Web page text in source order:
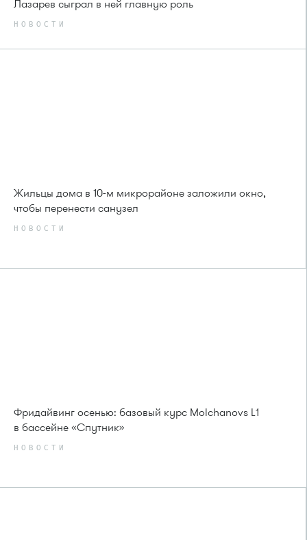
Лазарев сыграл в ней главную роль
НОВОСТИ
Жильцы дома в 10-м микрорайоне заложили окно,
чтобы перенести санузел
НОВОСТИ
Фридайвинг осенью: базовый курс Molchanovs L1
в бассейне «Спутник»
НОВОСТИ